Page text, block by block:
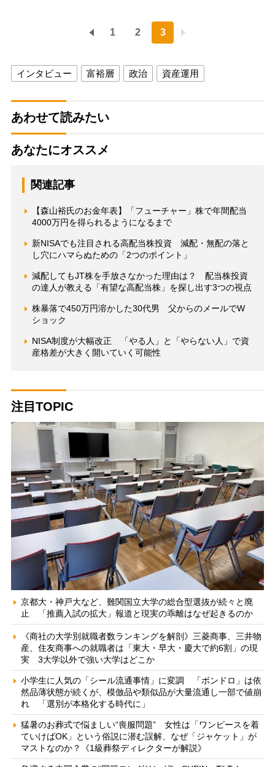
1 2 3
インタビュー 富裕層 政治 資産運用
あわせて読みたい
あなたにオススメ
関連記事
【森山裕氏のお金年表】「フューチャー」株で年間配当
4000万円を得られるようになるまで
新NISAでも注目される高配当株投資 減配・無配の落と
し穴にハマらぬための「2つのポイント」
減配してもJT株を手放さなかった理由は？ 配当株投資
の達人が教える「有望な高配当株」を探し出す3つの視点
株暴落で450万円溶かした30代男 父からのメールでW
ショック
NISA制度が大幅改正 「やる人」と「やらない人」で資
産格差が大きく開いていく可能性
注目TOPIC
京都大・神戸大など、難関国立大学の総合型選抜が続々と廃
止 「推薦入試の拡大」報道と現実の乖離はなぜ起きるのか
《商社の大学別就職者数ランキングを解剖》三菱商事、三井物
産、住友商事への就職者は「東大・早大・慶大で約6割」の現
実 3大学以外で強い大学はどこか
小学生に人気の「シール流通事情」に変調 「ボンドロ」は依
然品薄状態が続くが、模倣品や類似品が大量流通し一部で値崩
れ 「選別が本格化する時代に」
猛暑のお葬式で悩ましい“喪服問題” 女性は「ワンピースを着
ていけばOK」という俗説に潜む誤解、なぜ「ジャケット」が
マストなのか？《1級葬祭ディレクターが解説》